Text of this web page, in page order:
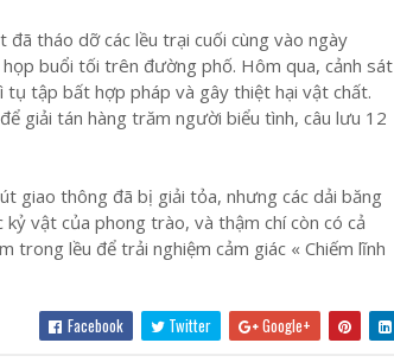
tháo dỡ các lều trại cuối cùng vào ngày
buổi tối trên đường phố. Hôm qua, cảnh sát
tập bất hợp pháp và gây thiệt hại vật chất.
giải tán hàng trăm người biểu tình, câu lưu 12
giao thông đã bị giải tỏa, nhưng các dải băng
kỷ vật của phong trào, và thậm chí còn có cả
trong lều để trải nghiệm cảm giác « Chiếm lĩnh
Facebook Twitter Google+